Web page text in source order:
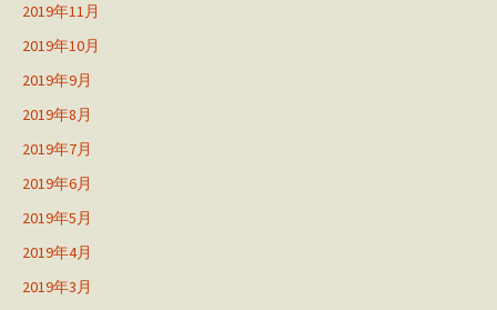
2019年11月
2019年10月
2019年9月
2019年8月
2019年7月
2019年6月
2019年5月
2019年4月
2019年3月